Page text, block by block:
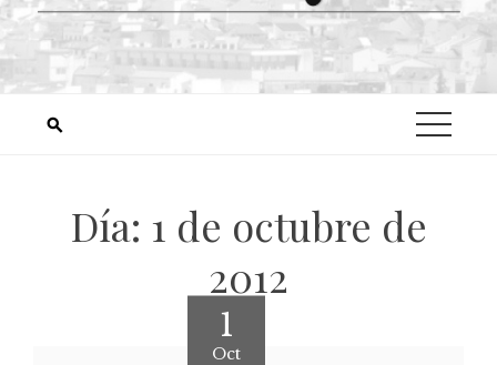
Día: 1 de octubre de
2012
1
Oct